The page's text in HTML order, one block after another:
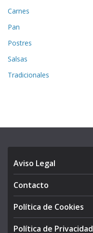
Carnes
Pan
Postres
Salsas
Tradicionales
Aviso Legal
Contacto
Política de Cookies
Política de Privacidad